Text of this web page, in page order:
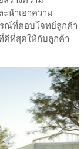
นำเอาความ
ณ์ที่ตอบโจทย์ลูกค้า
ดีที่สุดให้กับลูกค้า